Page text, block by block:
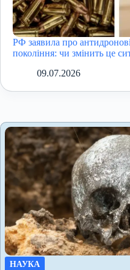
РФ заявила про
покоління: чи змінить це
09.07.2026
НАУКА